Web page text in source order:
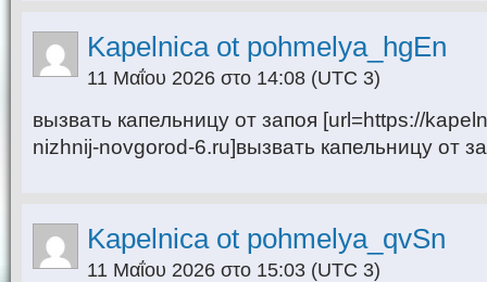
Kapelnica ot pohmelya_hgEn
11 Μαΐου 2026 στο 14:08 (UTC 3)
вызвать капельницу от запоя [url=https://
nizhnij-novgorod-6.ru]вызвать капельницу от
Kapelnica ot pohmelya_qvSn
11 Μαΐου 2026 στο 15:03 (UTC 3)